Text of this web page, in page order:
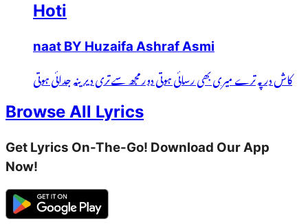
Hoti
naat BY Huzaifa Ashraf Asmi
کاش در پہ ترے میری بھی رسائی ہوتی دور مجھ سے تری دیرینہ جدائی ہوتی
Browse All Lyrics
Get Lyrics On-The-Go! Download Our App
Now!